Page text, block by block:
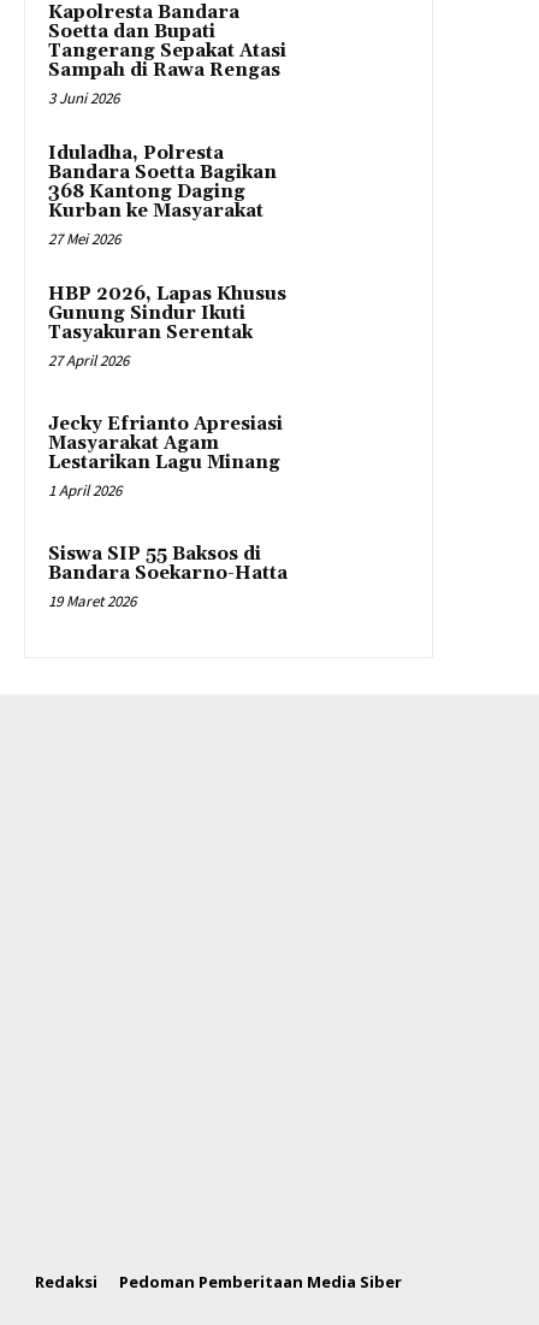
Kapolresta Bandara
Soetta dan Bupati
Tangerang Sepakat Atasi
Sampah di Rawa Rengas
3 Juni 2026
Iduladha, Polresta
Bandara Soetta Bagikan
368 Kantong Daging
Kurban ke Masyarakat
27 Mei 2026
HBP 2026, Lapas Khusus
Gunung Sindur Ikuti
Tasyakuran Serentak
27 April 2026
Jecky Efrianto Apresiasi
Masyarakat Agam
Lestarikan Lagu Minang
1 April 2026
Siswa SIP 55 Baksos di
Bandara Soekarno-Hatta
19 Maret 2026
Redaksi Pedoman Pemberitaan Media Siber